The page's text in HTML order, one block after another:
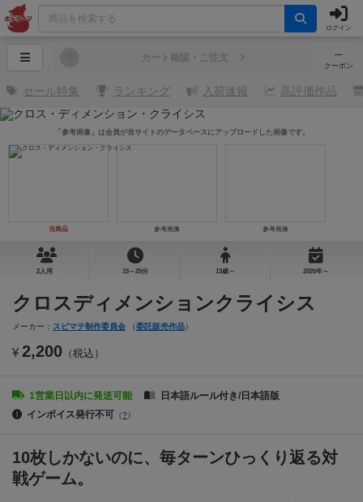
ログイン
─
クーポン
カート確認・ご注文
セール特集 ランキング 入荷速報 高評価作品
当商品 参考画像 参考画像
「参考画像」は会員が当サイトのデータベースにアップロードした画像です。
2人用 15～25分 13歳～ 2026年～
クロスディメンションクライシス
メーカー： スピマテ制作委員会 （委託販売作品）
¥ 2,200 （税込）
1営業日以内に発送可能
日本語ルール付き/日本語版
インボイス発行不可 （? ）
10枚しかないのに、毎ターンひっくり返る対
戦ゲーム。